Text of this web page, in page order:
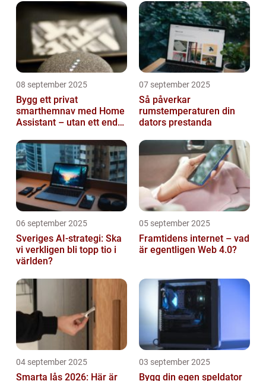
08 september 2025
Bygg ett privat
smarthemnav med Home
Assistant – utan ett enda
07 september 2025
Så påverkar
rumstemperaturen din
dators prestanda
06 september 2025
Sveriges AI-strategi: Ska
vi verkligen bli topp tio i
världen?
05 september 2025
Framtidens internet – vad
är egentligen Web 4.0?
04 september 2025
Smarta lås 2026: Här är
03 september 2025
Bygg din egen speldator